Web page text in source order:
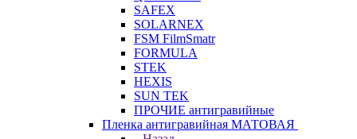
SAFEX
SOLARNEX
FSM FilmSmatr
FORMULA
STEK
HEXIS
SUN TEK
ПРОЧИЕ антигравийные
Пленка антигравийная МАТОВАЯ